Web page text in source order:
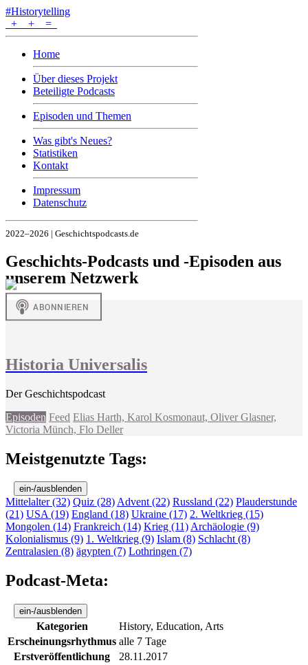
#Historytelling
+
+ =
Home
Über dieses Projekt
Beteiligte Podcasts
Episoden und Themen
Was gibt's Neues?
Statistiken
Kontakt
Impressum
Datenschutz
2022–2026 | Geschichtspodcasts.de
Geschichts-Podcasts und -Episoden aus
unserem Netzwerk
Historia Universalis
Der Geschichtspodcast
Episoden Feed Elias Harth, Karol Kosmonaut, Oliver Glasner,
Victoria Münch, Flo Deller
Meistgenutzte Tags:
ein-/ausblenden
Mittelalter (32) Quiz (28)Advent (22) Russland (22) Plauderstunde
(21) USA (19) England (18) Ukraine (17) 2. Weltkrieg (15)
Mongolen (14) Frankreich (14) Krieg (11)Archäologie (9)
Kolonialismus (9) 1. Weltkrieg (9) Islam (8) Schlacht (8)
Zentralasien (8) ägypten (7) Lothringen (7)
Podcast-Meta:
ein-/ausblenden
Kategorien
History, Education, Arts
Erscheinungsrhythmus alle 7 Tage
Erstveröffentlichung
28.11.2017